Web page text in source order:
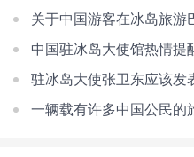
关于中国游客在冰岛旅游
一辆载有许多中国公民的